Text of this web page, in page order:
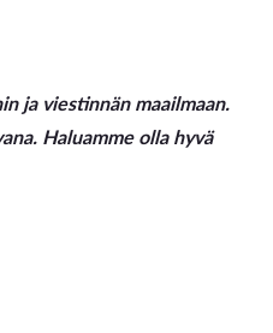
ja viestinnän maailmaan.
Haluamme olla hyvä